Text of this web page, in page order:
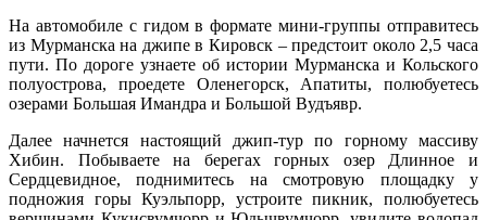
На автомобиле с гидом в формате мини-группы отправитесь
из Мурманска на джипе в Кировск – предстоит около 2,5 часа
пути. По дороге узнаете об истории Мурманска и Кольского
полуострова, проедете Оленегорск, Апатиты, полюбуетесь
озерами Большая Имандра и Большой Вудъявр.
Далее начнется настоящий джип-тур по горному массиву
Хибин. Побываете на берегах горных озер Длинное и
Сердцевидное, поднимитесь на смотровую площадку у
подножия горы Куэльпорр, устроите пикник, полюбуетесь